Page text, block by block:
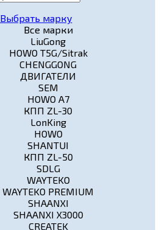
Выбрать марку
Все марки
LiuGong
HOWO T5G/Sitrak
CHENGGONG
ДВИГАТЕЛИ
SEM
HOWO A7
КПП ZL-30
LonKing
HOWO
SHANTUI
КПП ZL-50
SDLG
WAYTEKO
WAYTEKO PREMIUM
SHAANXI
SHAANXI X3000
CREATEK